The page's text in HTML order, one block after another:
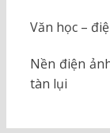
Văn học –
Nền điện
tàn lụi